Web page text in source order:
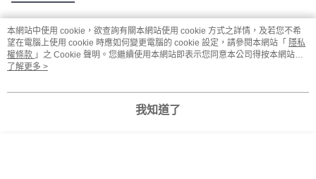
熱門標籤
本網站中使用 cookie，欲查詢有關本網站使用 cookie 方式之詳情，及若您不希
望在電腦上使用 cookie 時應如何變更電腦的 cookie 設定，請參閱本網站「 隱私
權條款 」之 Cookie 聲明。您繼續使用本網站即表示您同意本公司得按本網站使
用條款之 Cookie 聲明使用 cookie。
了解更多 >
我知道了